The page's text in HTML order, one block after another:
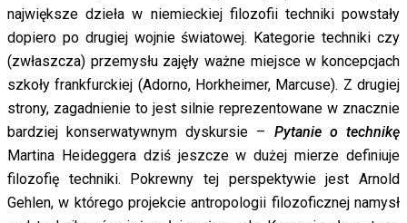
największe dzieła w niemieckiej filozofii techniki powstały
dopiero po drugiej wojnie światowej. Kategorie techniki czy
(zwłaszcza) przemysłu zajęły ważne miejsce w koncepcjach
szkoły frankfurckiej (Adorno, Horkheimer, Marcuse). Z drugiej
strony, zagadnienie to jest silnie reprezentowane w znacznie
bardziej konserwatywnym dyskursie – Pytanie o technikę
Martina Heideggera dziś jeszcze w dużej mierze definiuje
filozofię techniki. Pokrewny tej perspektywie jest Arnold
Gehlen, w którego projekcie antropologii filozoficznej namysł